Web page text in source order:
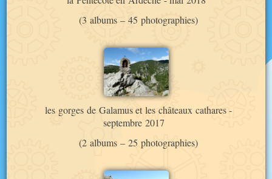
(3 albums – 45 photographies)
les gorges de Galamus et les châteaux cathares -
septembre 2017
(2 albums – 25 photographies)